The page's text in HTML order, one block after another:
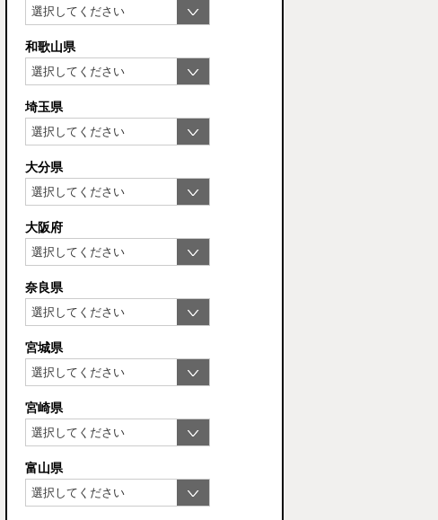
和歌山県
埼玉県
大分県
大阪府
奈良県
宮城県
宮崎県
富山県